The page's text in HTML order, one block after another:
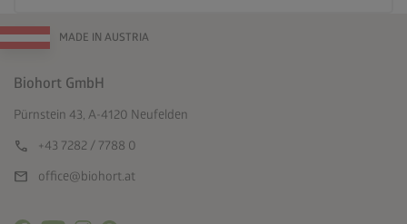
MADE IN AUSTRIA
Biohort GmbH
Pürnstein 43, A-4120 Neufelden
call +43 7282 / 7788 0
mail office@biohort.at